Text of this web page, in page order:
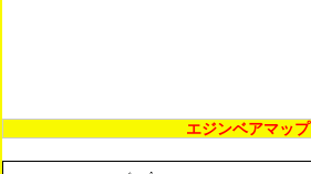
エジンベアマップ